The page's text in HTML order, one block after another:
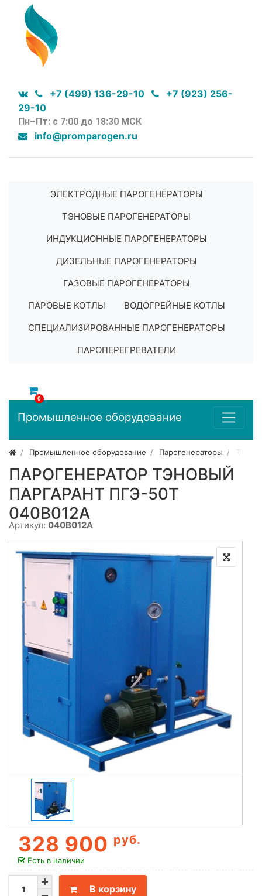
+7 (499) 136-29-10
+7 (923) 256-
29-10
Пн–Пт: с 7:00 до 18:30 МСК
info@promparogen.ru
ЭЛЕКТРОДНЫЕ ПАРОГЕНЕРАТОРЫ
ТЭНОВЫЕ ПАРОГЕНЕРАТОРЫ
ИНДУКЦИОННЫЕ ПАРОГЕНЕРАТОРЫ
ДИЗЕЛЬНЫЕ ПАРОГЕНЕРАТОРЫ
ГАЗОВЫЕ ПАРОГЕНЕРАТОРЫ
ПАРОВЫЕ КОТЛЫ
ВОДОГРЕЙНЫЕ КОТЛЫ
СПЕЦИАЛИЗИРОВАННЫЕ ПАРОГЕНЕРАТОРЫ
ПАРОПЕРЕГРЕВАТЕЛИ
0
Промышленное оборудование
Промышленное оборудование Парогенераторы
ПАРОГЕНЕРАТОР ТЭНОВЫЙ
ПАРГАРАНТ ПГЭ-50Т
040B012A
Артикул: 040B012A
328 900 руб.
Есть в наличии
В корзину